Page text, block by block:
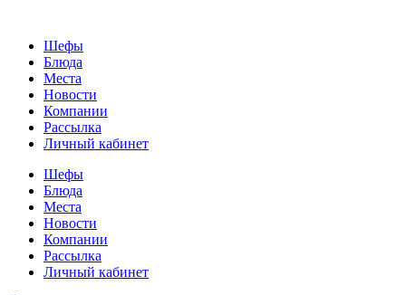
Шефы
Блюда
Места
Новости
Компании
Рассылка
Личный кабинет
Шефы
Блюда
Места
Новости
Компании
Рассылка
Личный кабинет